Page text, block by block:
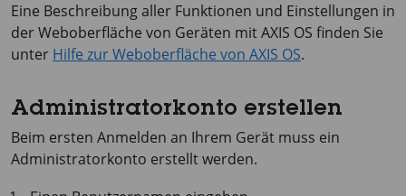
Eine Beschreibung aller Funktionen und Einstellungen in
der Weboberfläche von Geräten mitAXIS OS finden Sie
unter Hilfe zur Weboberfläche von AXIS OS.
Administratorkonto erstellen
Beim ersten Anmelden an Ihrem Gerät muss ein
Administratorkonto erstellt werden.